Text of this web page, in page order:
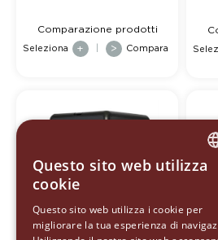
Comparazione prodotti
Seleziona + > Compara
Questo sito web utilizza
cookie
Questo sito web utilizza i cookie per
migliorare la tua esperienza di